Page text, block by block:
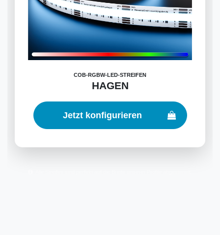
COB-RGBW-LED-STREIFEN
HAGEN
Jetzt konfigurieren